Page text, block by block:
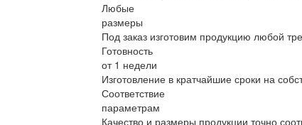
Любые
размеры
Под заказ изготовим продукцию любой
Готовность
от 1 недели
Изготовление в кратчайшие сроки на
Соответствие
параметрам
Качество и размеры продукции точно